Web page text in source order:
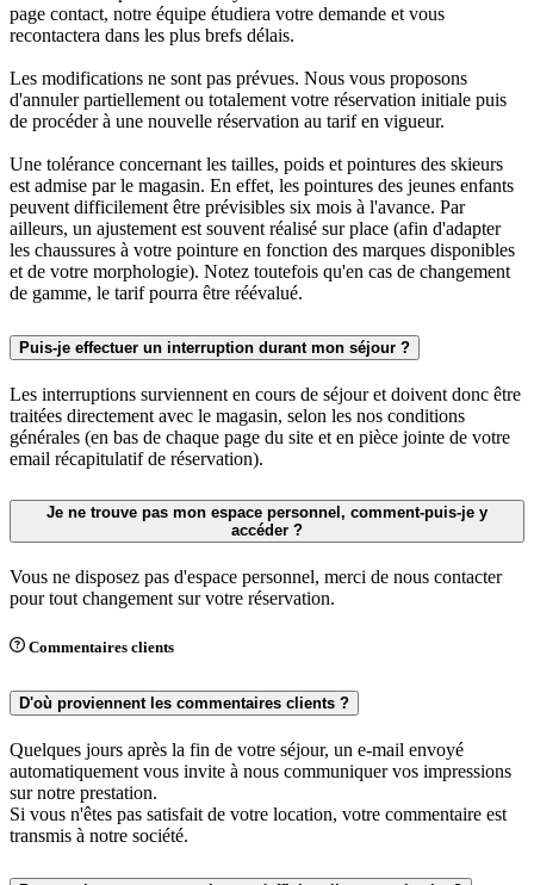
page contact, notre équipe étudiera votre demande et vous
recontactera dans les plus brefs délais.
Les modifications ne sont pas prévues. Nous vous proposons
d'annuler partiellement ou totalement votre réservation initiale puis
de procéder à une nouvelle réservation au tarif en vigueur.
Une tolérance concernant les tailles, poids et pointures des skieurs
est admise par le magasin. En effet, les pointures des jeunes enfants
peuvent difficilement être prévisibles six mois à l'avance. Par
ailleurs, un ajustement est souvent réalisé sur place (afin d'adapter
les chaussures à votre pointure en fonction des marques disponibles
et de votre morphologie). Notez toutefois qu'en cas de changement
de gamme, le tarif pourra être réévalué.
Puis-je effectuer un interruption durant mon séjour ?
Les interruptions surviennent en cours de séjour et doivent donc être
traitées directement avec le magasin, selon les nos conditions
générales (en bas de chaque page du site et en pièce jointe de votre
email récapitulatif de réservation).
Je ne trouve pas mon espace personnel, comment-puis-je y
accéder ?
Vous ne disposez pas d'espace personnel, merci de nous contacter
pour tout changement sur votre réservation.
Commentaires clients
D'où proviennent les commentaires clients ?
Quelques jours après la fin de votre séjour, un e-mail envoyé
automatiquement vous invite à nous communiquer vos impressions
sur notre prestation.
Si vous n'êtes pas satisfait de votre location, votre commentaire est
transmis à notre société.